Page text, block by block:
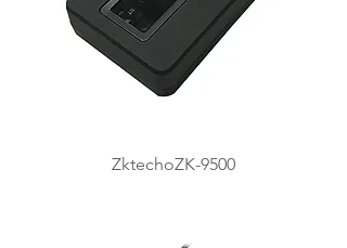
ZktechoZK-9500